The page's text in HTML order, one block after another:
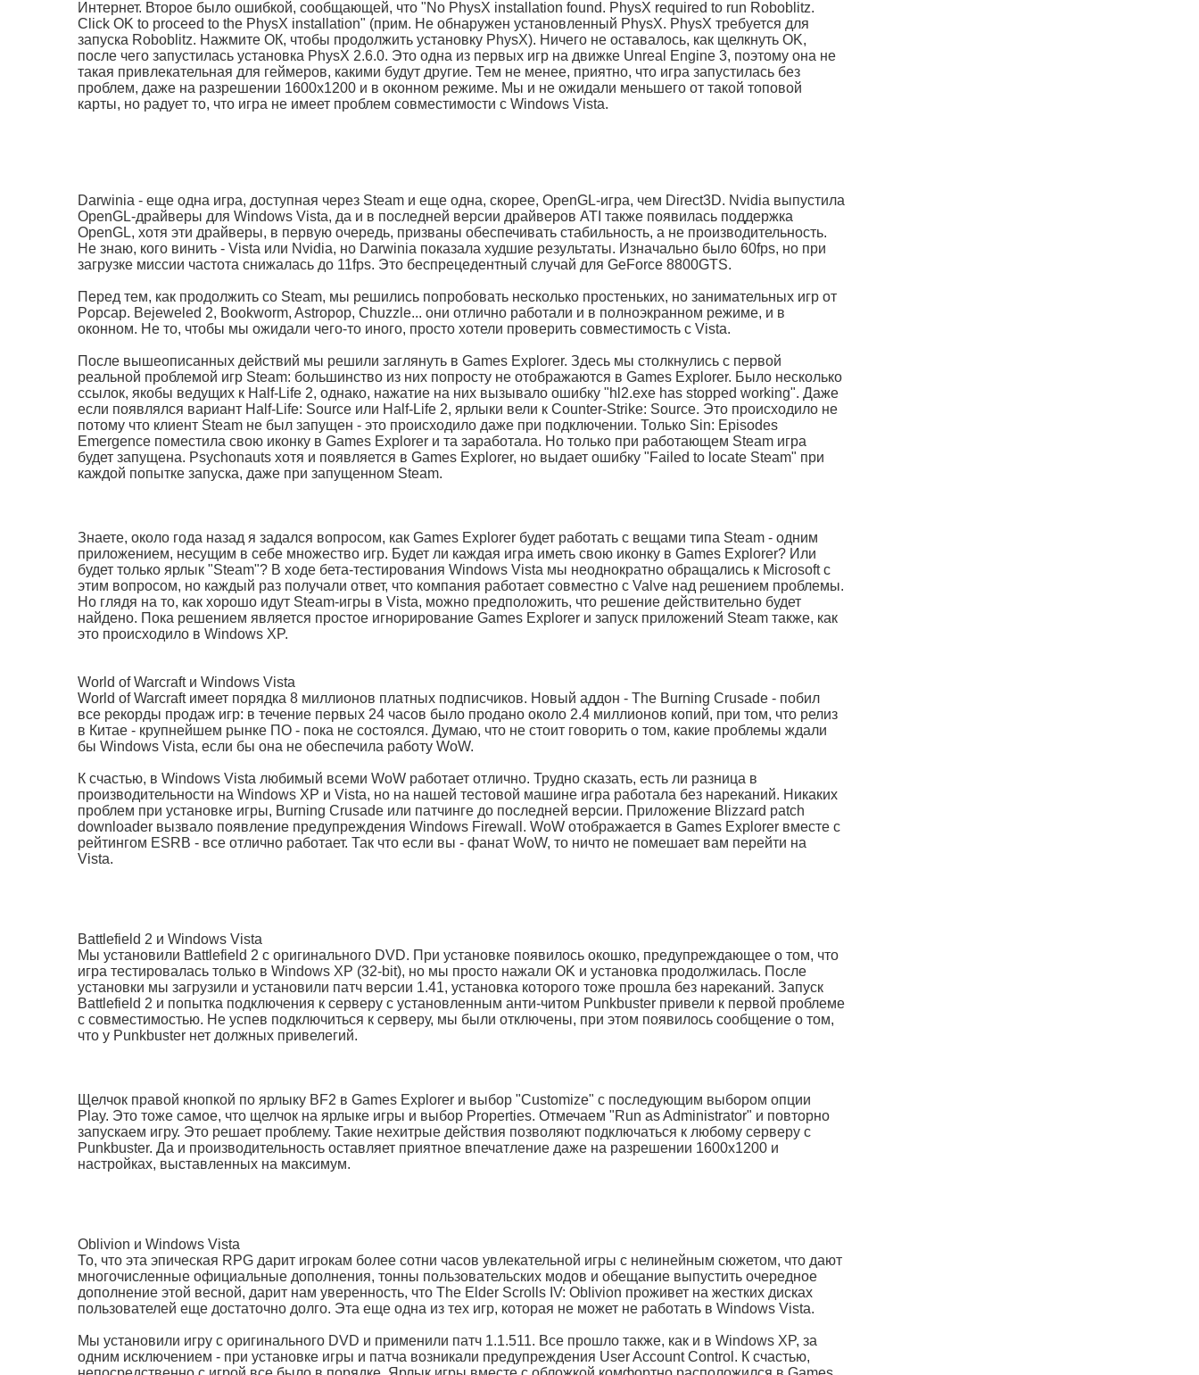
Интернет. Второе было ошибкой, сообщающей, что "No PhysX installation found. PhysX required to run Roboblitz.
Click OK to proceed to the PhysX installation" (прим. Не обнаружен установленный PhysX. PhysX требуется для
запуска Roboblitz. Нажмите ОК, чтобы продолжить установку PhysX). Ничего не оставалось, как щелкнуть OK,
после чего запустилась установка PhysX 2.6.0. Это одна из первых игр на движке Unreal Engine 3, поэтому она не
такая привлекательная для геймеров, какими будут другие. Тем не менее, приятно, что игра запустилась без
проблем, даже на разрешении 1600x1200 и в оконном режиме. Мы и не ожидали меньшего от такой топовой
карты, но радует то, что игра не имеет проблем совместимости с Windows Vista.
Darwinia - еще одна игра, доступная через Steam и еще одна, скорее, OpenGL-игра, чем Direct3D. Nvidia выпустила
OpenGL-драйверы для Windows Vista, да и в последней версии драйверов ATI также появилась поддержка
OpenGL, хотя эти драйверы, в первую очередь, призваны обеспечивать стабильность, а не производительность.
Не знаю, кого винить - Vista или Nvidia, но Darwinia показала худшие результаты. Изначально было 60fps, но при
загрузке миссии частота снижалась до 11fps. Это беспрецедентный случай для GeForce 8800GTS.
Перед тем, как продолжить со Steam, мы решились попробовать несколько простеньких, но занимательных игр от
Popcap. Bejeweled 2, Bookworm, Astropop, Chuzzle... они отлично работали и в полноэкранном режиме, и в
оконном. Не то, чтобы мы ожидали чего-то иного, просто хотели проверить совместимость с Vista.
После вышеописанных действий мы решили заглянуть в Games Explorer. Здесь мы столкнулись с первой
реальной проблемой игр Steam: большинство из них попросту не отображаются в Games Explorer. Было несколько
ссылок, якобы ведущих к Half-Life 2, однако, нажатие на них вызывало ошибку "hl2.exe has stopped working". Даже
если появлялся вариант Half-Life: Source или Half-Life 2, ярлыки вели к Counter-Strike: Source. Это происходило не
потому что клиент Steam не был запущен - это происходило даже при подключении. Только Sin: Episodes
Emergence поместила свою иконку в Games Explorer и та заработала. Но только при работающем Steam игра
будет запущена. Psychonauts хотя и появляется в Games Explorer, но выдает ошибку "Failed to locate Steam" при
каждой попытке запуска, даже при запущенном Steam.
Знаете, около года назад я задался вопросом, как Games Explorer будет работать с вещами типа Steam - одним
приложением, несущим в себе множество игр. Будет ли каждая игра иметь свою иконку в Games Explorer? Или
будет только ярлык "Steam"? В ходе бета-тестирования Windows Vista мы неоднократно обращались к Microsoft с
этим вопросом, но каждый раз получали ответ, что компания работает совместно с Valve над решением проблемы.
Но глядя на то, как хорошо идут Steam-игры в Vista, можно предположить, что решение действительно будет
найдено. Пока решением является простое игнорирование Games Explorer и запуск приложений Steam также, как
это происходило в Windows XP.
World of Warcraft и Windows Vista
World of Warcraft имеет порядка 8 миллионов платных подписчиков. Новый аддон - The Burning Crusade - побил
все рекорды продаж игр: в течение первых 24 часов было продано около 2.4 миллионов копий, при том, что релиз
в Китае - крупнейшем рынке ПО - пока не состоялся. Думаю, что не стоит говорить о том, какие проблемы ждали
бы Windows Vista, если бы она не обеспечила работу WoW.
К счастью, в Windows Vista любимый всеми WoW работает отлично. Трудно сказать, есть ли разница в
производительности на Windows XP и Vista, но на нашей тестовой машине игра работала без нареканий. Никаких
проблем при установке игры, Burning Crusade или патчинге до последней версии. Приложение Blizzard patch
downloader вызвало появление предупреждения Windows Firewall. WoW отображается в Games Explorer вместе с
рейтингом ESRB - все отлично работает. Так что если вы - фанат WoW, то ничто не помешает вам перейти на
Vista.
Battlefield 2 и Windows Vista
Мы установили Battlefield 2 с оригинального DVD. При установке появилось окошко, предупреждающее о том, что
игра тестировалась только в Windows XP (32-bit), но мы просто нажали OK и установка продолжилась. После
установки мы загрузили и установили патч версии 1.41, установка которого тоже прошла без нареканий. Запуск
Battlefield 2 и попытка подключения к серверу с установленным анти-читом Punkbuster привели к первой проблеме
с совместимостью. Не успев подключиться к серверу, мы были отключены, при этом появилось сообщение о том,
что у Punkbuster нет должных привелегий.
Щелчок правой кнопкой по ярлыку BF2 в Games Explorer и выбор "Customize" с последующим выбором опции
Play. Это тоже самое, что щелчок на ярлыке игры и выбор Properties. Отмечаем "Run as Administrator" и повторно
запускаем игру. Это решает проблему. Такие нехитрые действия позволяют подключаться к любому серверу с
Punkbuster. Да и производительность оставляет приятное впечатление даже на разрешении 1600x1200 и
настройках, выставленных на максимум.
Oblivion и Windows Vista
То, что эта эпическая RPG дарит игрокам более сотни часов увлекательной игры с нелинейным сюжетом, что дают
многочисленные официальные дополнения, тонны пользовательских модов и обещание выпустить очередное
дополнение этой весной, дарит нам уверенность, что The Elder Scrolls IV: Oblivion проживет на жестких дисках
пользователей еще достаточно долго. Эта еще одна из тех игр, которая не может не работать в Windows Vista.
Мы установили игру с оригинального DVD и применили патч 1.1.511. Все прошло также, как и в Windows XP, за
одним исключением - при установке игры и патча возникали предупреждения User Account Control. К счастью,